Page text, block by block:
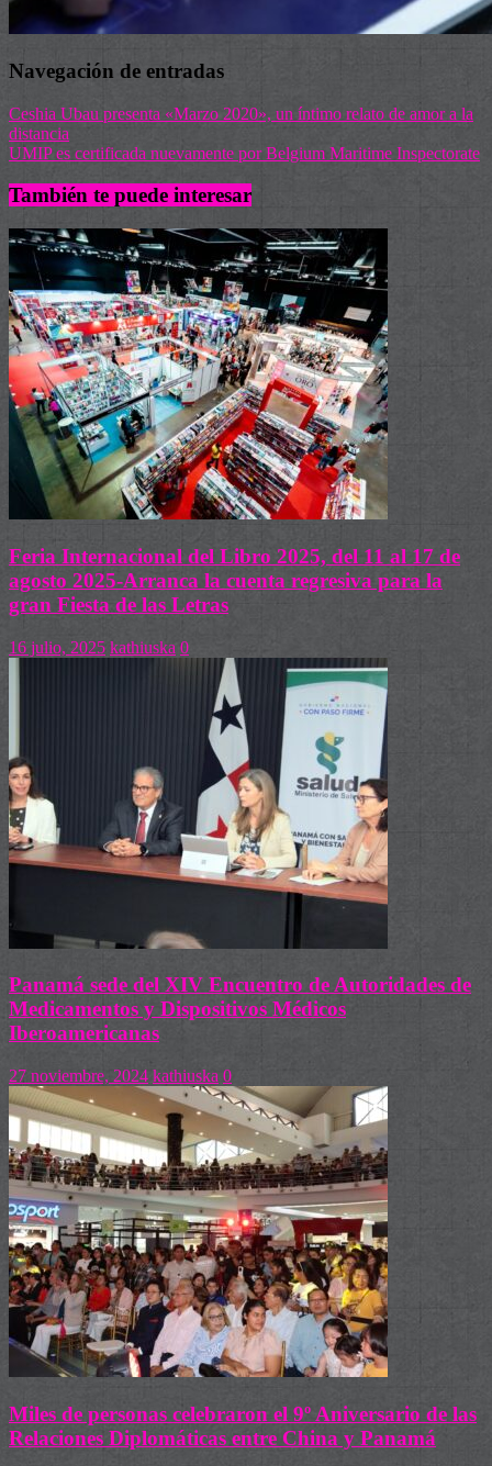
Navegación de entradas
Ceshia Ubau presenta «Marzo 2020», un íntimo relato de amor a la
distancia
UMIP es certificada nuevamente por Belgium Maritime Inspectorate
También te puede interesar
Feria Internacional del Libro 2025, del 11 al 17 de
agosto 2025-Arranca la cuenta regresiva para la
gran Fiesta de las Letras
16 julio, 2025 kathiuska 0
Panamá sede del XIV Encuentro de Autoridades de
Medicamentos y Dispositivos Médicos
Iberoamericanas
27 noviembre, 2024 kathiuska 0
Miles de personas celebraron el 9º Aniversario de las
Relaciones Diplomáticas entre China y Panamá